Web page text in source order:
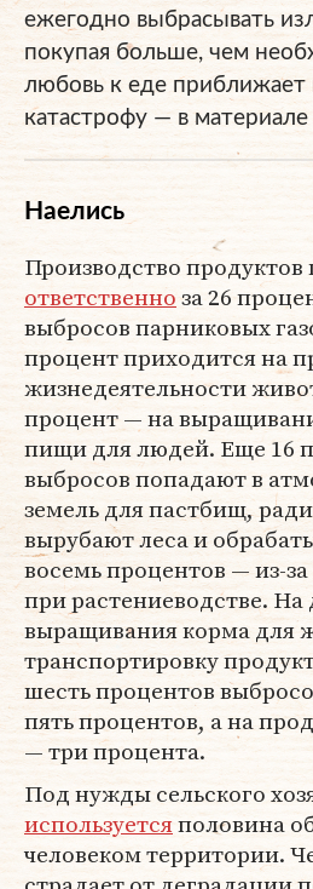
ежегодно выбрасывать
покупая больше, чем
любовь к еде приближает
катастрофу — в
Наелись
Производство продуктов
ответственноза 26
выбросов парниковых
процент приходится на
жизнедеятельности
процент — на
пищи для людей. Еще 16
выбросов попадают в
земель для пастбищ,
вырубают леса и
восемь процентов — из-
при растениеводстве.
выращивания корма для
транспортировку
шесть процентов
пять процентов, а на
— три процента.
Под нужды сельского
используетсяполовина
человеком территории.